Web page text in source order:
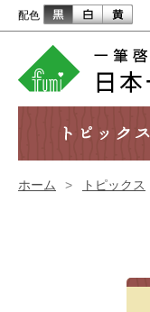
配色
ホーム > トピックス